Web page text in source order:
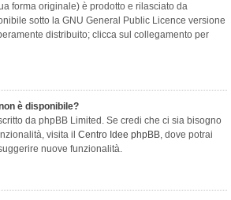
forma originale) è prodotto e rilasciato da
sotto la GNU General Public Licence versione
distribuito; clicca sul collegamento per
è disponibile?
da phpBB Limited. Se credi che ci sia bisogno
visita il Centro Idee phpBB, dove potrai
nuove funzionalità.